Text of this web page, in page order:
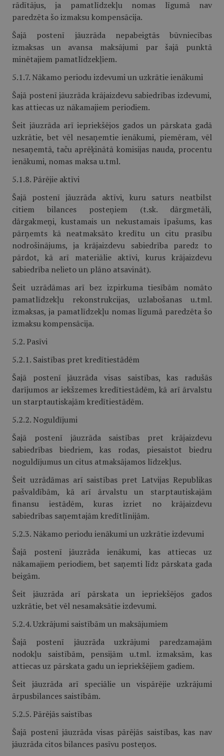
rādītājus, ja pamatlīdzekļu nomas līgumā nav
paredzēta šo izmaksu kompensācija.
Šajā postenī jāuzrāda nepabeigtās būvniecības
izmaksas un avansa maksājumi par šajā punktā
minētajiem pamatlīdzekļiem.
5.1.7. Nākamo periodu izdevumi un uzkrātie ienākumi
Šajā postenī jāuzrāda krājaizdevu sabiedrības izdevumi,
kas attiecas uz nākamajiem periodiem.
Šeit jāuzrāda arī iepriekšējos gados un pārskata gadā
uzkrātie, bet vēl nesaņemtie ienākumi, piemēram, vēl
nesaņemtā, taču aprēķinātā komisijas nauda, procentu
ienākumi, nomas maksa u.tml.
5.1.8. Pārējie aktīvi
Šajā postenī jāuzrāda aktīvi, kuru saturs neatbilst
citiem bilances posteņiem (t.sk. dārgmetāli,
dārgakmeņi, kustamais un nekustamais īpašums, kas
pārņemts kā neatmaksāto kredītu un citu prasību
nodrošinājums, ja krājaizdevu sabiedrība paredz to
pārdot, kā arī materiālie aktīvi, kurus krājaizdevu
sabiedrība nelieto un plāno atsavināt).
Šeit uzrādāmas arī bez izpirkuma tiesībām nomāto
pamatlīdzekļu rekonstrukcijas, uzlabošanas u.tml.
izmaksas, ja pamatlīdzekļu nomas līgumā paredzēta šo
izmaksu kompensācija.
5.2. Pasīvi
5.2.1. Saistības pret kredītiestādēm
Šajā postenī jāuzrāda visas saistības, kas radušās
darījumos ar iekšzemes kredītiestādēm, kā arī ārvalstu
un starptautiskajām kredītiestādēm.
5.2.2. Noguldījumi
Šajā postenī jāuzrāda saistības pret krājaizdevu
sabiedrības biedriem, kas rodas, piesaistot biedru
noguldījumus un citus atmaksājamos līdzekļus.
Šeit uzrādāmas arī saistības pret Latvijas Republikas
pašvaldībām, kā arī ārvalstu un starptautiskajām
finansu iestādēm, kuras izriet no krājaizdevu
sabiedrības saņemtajām kredītlīnijām.
5.2.3. Nākamo periodu ienākumi un uzkrātie izdevumi
Šajā postenī jāuzrāda ienākumi, kas attiecas uz
nākamajiem periodiem, bet saņemti līdz pārskata gada
beigām.
Šeit jāuzrāda arī pārskata un iepriekšējos gados
uzkrātie, bet vēl nesamaksātie izdevumi.
5.2.4. Uzkrājumi saistībām un maksājumiem
Šajā postenī jāuzrāda uzkrājumi paredzamajām
nodokļu saistībām, pensijām u.tml. izmaksām, kas
attiecas uz pārskata gadu un iepriekšējiem gadiem.
Šeit jāuzrāda arī speciālie un vispārējie uzkrājumi
ārpusbilances saistībām.
5.2.5. Pārējās saistības
Šajā postenī jāuzrāda visas pārējās saistības, kas nav
jāuzrāda citos bilances pasīvu posteņos.